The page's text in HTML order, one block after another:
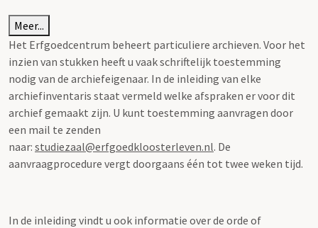
Meer...
Het Erfgoedcentrum beheert particuliere archieven. Voor het
inzien van stukken heeft u vaak schriftelijk toestemming
nodig van de archiefeigenaar. In de inleiding van elke
archiefinventaris staat vermeld welke afspraken er voor dit
archief gemaakt zijn. U kunt toestemming aanvragen door
een mail te zenden
naar: studiezaal@erfgoedkloosterleven.nl. De
aanvraagprocedure vergt doorgaans één tot twee weken tijd.
In de inleiding vindt u ook informatie over de orde of